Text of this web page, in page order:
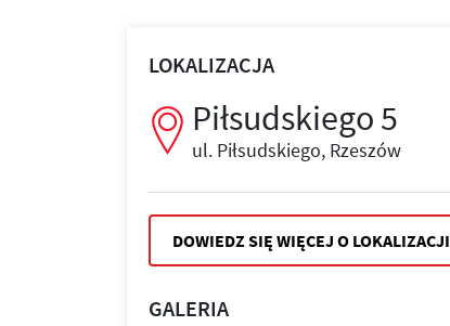
LOKALIZACJA
Piłsudskiego 5
ul. Piłsudskiego, Rzeszów
DOWIEDZ SIĘ WIĘCEJ O LOKALIZACJI
GALERIA